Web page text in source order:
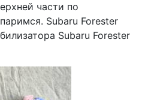
части по
Subaru Forester
Subaru Forester